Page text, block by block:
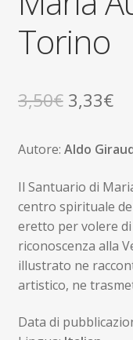
Torino
3,50€ Il
era:
3,50€.
3,33€Il
è:
Autore: Aldo
Il Santuario di
centro spirituale
eretto per volere
riconoscenza alla
illustrato ne
artistico, ne
Data di